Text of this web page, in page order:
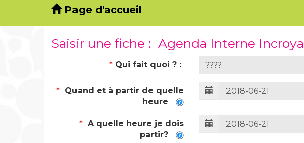
Page d'accueil
Saisir une fiche : Agenda Interne
* Qui fait quoi ? :
* Quand et à partir de quelle
heure
* A quelle heure je dois
partir?